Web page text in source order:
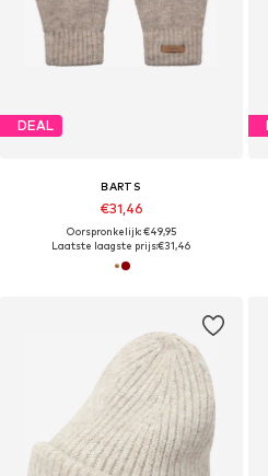
DEAL
BARTS
€31,46
Oorspronkelijk: €49,95
Laatste laagste prijs:€31,46